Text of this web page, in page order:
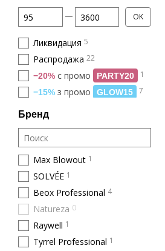
От Цена, грн
До Цена, грн OK
Ликвидация 5
Распродажа 22
−20% с промо PARTY20 1
−15% з промо GLOW15 7
Бренд
Max Blowout 1
SOLVÉE 1
Beox Professional 4
Natureza 0
Raywell 1
Tyrrel Professional 1